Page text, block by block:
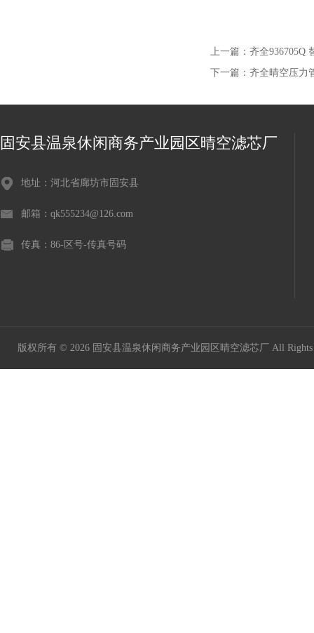
上一篇： 齐全936705Q
下一篇： 齐全晴空压力
固安县温泉休闲商务产业园区晴空滤芯厂
地址：河北省廊坊市固安县
邮箱：qk555234@126.com
传真：86-区号-传真号码
版权所有 © 2026 固安县温泉休闲商务产业园区晴空滤芯厂 All